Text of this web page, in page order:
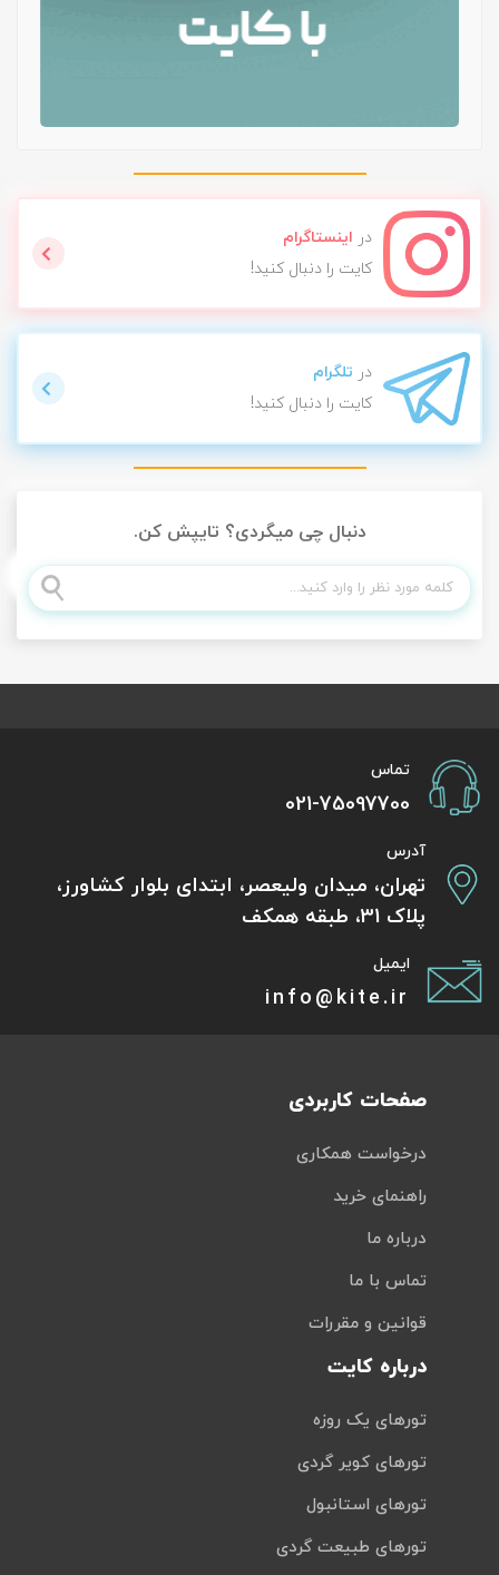
در اینستاگرام
کایت را دنبال کنید!
در تلگرام
کایت را دنبال کنید!
دنبال چی میگردی؟ تایپش کن.
تماس
021-75097700
آدرس
تهران، میدان ولیعصر، ابتدای بلوار کشاورز،
پلاک 31، طبقه همکف
ایمیل
info@kite.ir
صفحات کاربردی
درخواست همکاری
راهنمای خرید
درباره ما
تماس با ما
قوانین و مقررات
درباره کایت
تورهای یک روزه
تورهای کویر گردی
تورهای استانبول
تورهای طبیعت گردی